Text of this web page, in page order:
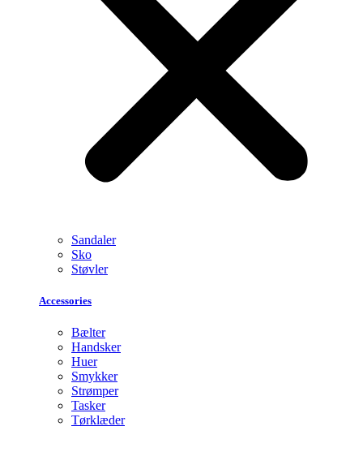
Sandaler
Sko
Støvler
Accessories
Bælter
Handsker
Huer
Smykker
Strømper
Tasker
Tørklæder